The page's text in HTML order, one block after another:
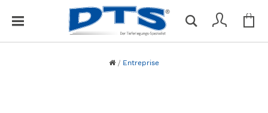
Vous n'avez aucun article dans votre panier.
Entreprise